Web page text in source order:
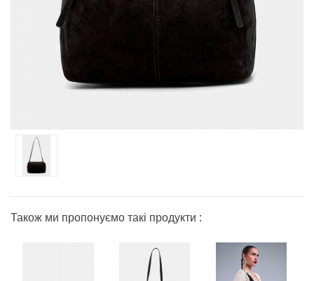
Також ми пропонуємо такі продукти :